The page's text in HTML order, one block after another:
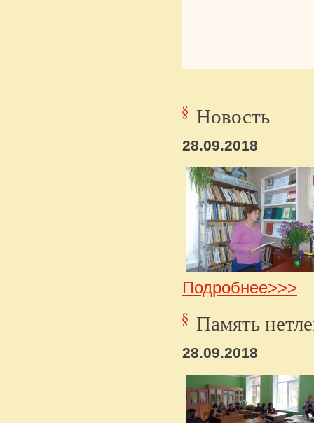
Новость
28.09.2018
Подробнее>>>
Память
28.09.2018